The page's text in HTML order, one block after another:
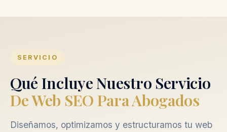
SERVICIO
Qué Incluye Nuestro Servicio
De Web SEO Para Abogados
Diseñamos, optimizamos y estructuramos tu web